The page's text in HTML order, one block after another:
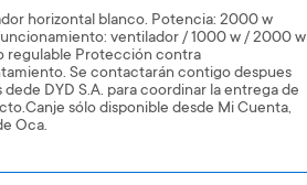
horizontal blanco. Potencia: 2000 w
ventilador / 1000 w / 2000 w
regulable Protección contra
Se contactarán contigo despues
dede DYD S.A. para coordinar la entrega de
sólo disponible desde Mi Cuenta,
Oca.